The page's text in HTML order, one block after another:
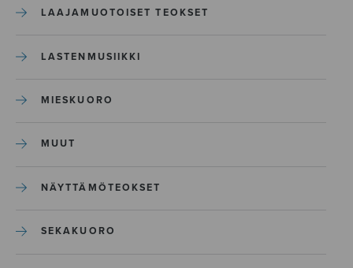
LAAJAMUOTOISET TEOKSET
LASTENMUSIIKKI
MIESKUORO
MUUT
NÄYTTÄMÖTEOKSET
SEKAKUORO